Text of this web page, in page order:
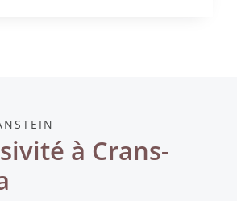
à Crans-